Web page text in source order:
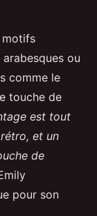
motifs
ou
comme le
touche de
est tout
et un
de
pour son